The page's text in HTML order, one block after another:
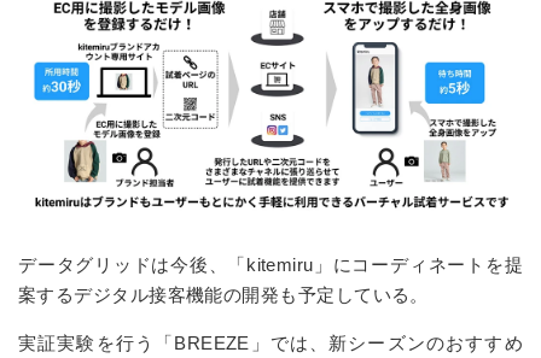
データグリッドは今後、「kitemiru」にコーディネートを提
案するデジタル接客機能の開発も予定している。
実証実験を行う「BREEZE」では、新シーズンのおすすめ